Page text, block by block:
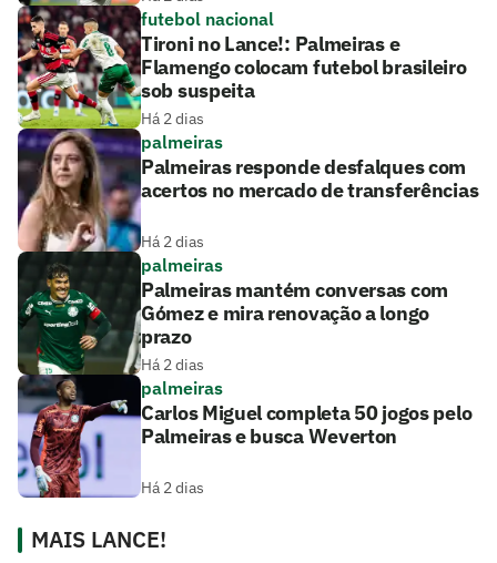
futebol nacional
Tironi no Lance!: Palmeiras e
Flamengo colocam futebol brasileiro
sob suspeita
Há 2 dias
palmeiras
Palmeiras responde desfalques com
acertos no mercado de transferências
Há 2 dias
palmeiras
Palmeiras mantém conversas com
Gómez e mira renovação a longo
prazo
Há 2 dias
palmeiras
Carlos Miguel completa 50 jogos pelo
Palmeiras e busca Weverton
Há 2 dias
MAIS LANCE!